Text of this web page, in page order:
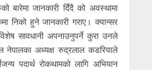
बारेमा जानकारी दिँदै को अवस्थामा
निको हुने जानकारी गराए। क्यान्सर
सावधानी अपनाउनुपर्ने कुरा उनले
नेपालका अध्यक्ष रुद्रलाल कडरियाले
पदार्थ रोकथामको लागि अभियान